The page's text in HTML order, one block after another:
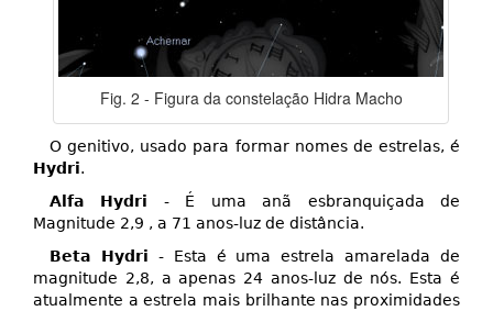
Fig. 2 - Figura da constelação Hidra Macho
O genitivo, usado para formar nomes de estrelas, é
Hydri.
Alfa Hydri - É uma anã esbranquiçada de
Magnitude 2,9 , a 71 anos-luz de distância.
Beta Hydri - Esta é uma estrela amarelada de
magnitude 2,8, a apenas 24 anos-luz de nós. Esta é
atualmente a estrela mais brilhante nas proximidades